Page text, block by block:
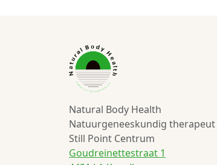
Natural Body Health
Natuurgeneeskundig therapeut
Still Point Centrum
Goudreinettestraat 1